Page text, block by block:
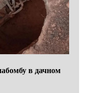
в дачном